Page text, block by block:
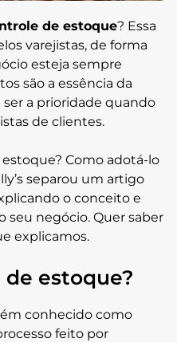
de estoque? Essa
varejistas, de forma
esteja sempre
são a essência da
a prioridade quando
de clientes.
Como adotá-lo
separou um artigo
o conceito e
seu negócio. Quer saber
explicamos.
estoque?
conhecido como
feito por